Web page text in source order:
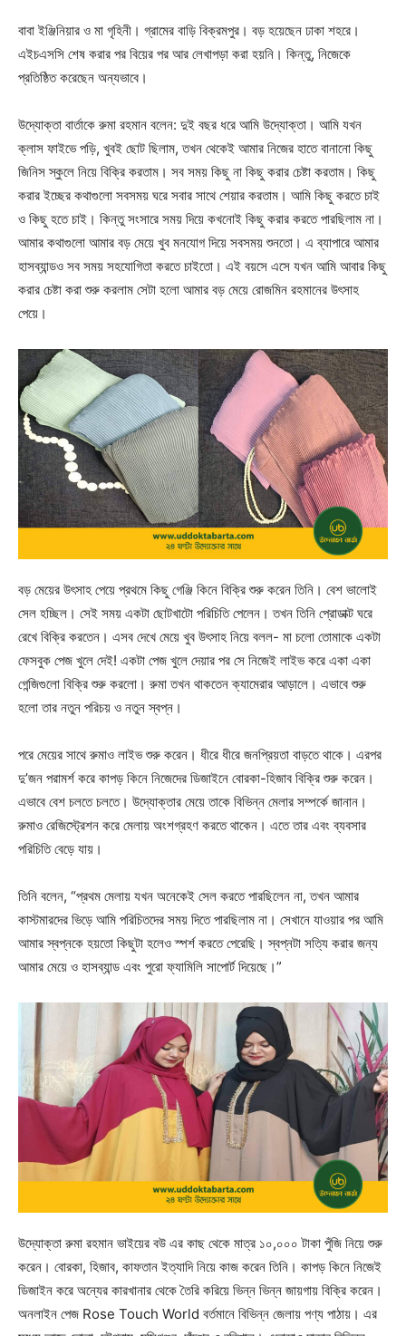
বাবা ইঞ্জিনিয়ার ও মা গৃহিনী। গ্রামের বাড়ি বিক্রমপুর। বড় হয়েছেন ঢাকা শহরে।
এইচএসসি শেষ করার পর বিয়ের পর আর লেখাপড়া করা হয়নি। কিন্তু, নিজেকে
প্রতিষ্ঠিত করেছেন অন্যভাবে।
উদ্যোক্তা বার্তাকে রুমা রহমান বলেন: দুই বছর ধরে আমি উদ্যোক্তা। আমি যখন
ক্লাস ফাইভে পড়ি, খুবই ছোট ছিলাম, তখন থেকেই আমার নিজের হাতে বানানো কিছু
জিনিস স্কুলে নিয়ে বিক্রি করতাম। সব সময় কিছু না কিছু করার চেষ্টা করতাম। কিছু
করার ইচ্ছের কথাগুলো সবসময় ঘরে সবার সাথে শেয়ার করতাম। আমি কিছু করতে চাই
ও কিছু হতে চাই। কিন্তু সংসারে সময় দিয়ে কখনোই কিছু করার করতে পারছিলাম না।
আমার কথাগুলো আমার বড় মেয়ে খুব মনযোগ দিয়ে সবসময় শুনতো। এ ব্যাপারে আমার
হাসব্যান্ডও সব সময় সহযোগিতা করতে চাইতো। এই বয়সে এসে যখন আমি আবার কিছু
করার চেষ্টা করা শুরু করলাম সেটা হলো আমার বড় মেয়ে রোজমিন রহমানের উৎসাহ
পেয়ে।
বড় মেয়ের উৎসাহ পেয়ে প্রথমে কিছু গেঞ্জি কিনে বিক্রি শুরু করেন তিনি। বেশ ভালোই
সেল হচ্ছিল। সেই সময় একটা ছোটখাটো পরিচিতি পেলেন। তখন তিনি প্রোডাক্ট ঘরে
রেখে বিক্রি করতেন। এসব দেখে মেয়ে খুব উৎসাহ নিয়ে বলল- মা চলো তোমাকে একটা
ফেসবুক পেজ খুলে দেই! একটা পেজ খুলে দেয়ার পর সে নিজেই লাইভ করে একা একা
গেন্জিগুলো বিক্রি শুরু করলো। রুমা তখন থাকতেন ক্যামেরার আড়ালে। এভাবে শুরু
হলো তার নতুন পরিচয় ও নতুন স্বপ্ন।
পরে মেয়ের সাথে রুমাও লাইভ শুরু করেন। ধীরে ধীরে জনপ্রিয়তা বাড়তে থাকে। এরপর
দু’জন পরামর্শ করে কাপড় কিনে নিজেদের ডিজাইনে বোরকা-হিজাব বিক্রি শুরু করেন।
এভাবে বেশ চলতে চলতে। উদ্যোক্তার মেয়ে তাকে বিভিন্ন মেলার সম্পর্কে জানান।
রুমাও রেজিস্ট্রেশন করে মেলায় অংশগ্রহণ করতে থাকেন। এতে তার এবং ব্যবসার
পরিচিতি বেড়ে যায়।
তিনি বলেন, “প্রথম মেলায় যখন অনেকেই সেল করতে পারছিলেন না, তখন আমার
কাস্টমারদের ভিড়ে আমি পরিচিতদের সময় দিতে পারছিলাম না। সেখানে যাওয়ার পর আমি
আমার স্বপ্নকে হয়তো কিছুটা হলেও স্পর্শ করতে পেরেছি। স্বপ্নটা সত্যি করার জন্য
আমার মেয়ে ও হাসব্যান্ড এবং পুরো ফ্যামিলি সাপোর্ট দিয়েছে।”
উদ্যোক্তা রুমা রহমান ভাইয়ের বউ এর কাছ থেকে মাত্র ১০,০০০ টাকা পুঁজি নিয়ে শুরু
করেন। বোরকা, হিজাব, কাফতান ইত্যাদি নিয়ে কাজ করেন তিনি। কাপড় কিনে নিজেই
ডিজাইন করে অন্যের কারখানার থেকে তৈরি করিয়ে ভিন্ন ভিন্ন জায়গায় বিক্রি করেন।
অনলাইন পেজ Rose Touch World বর্তমানে বিভিন্ন জেলায় পণ্য পাঠায়। এর